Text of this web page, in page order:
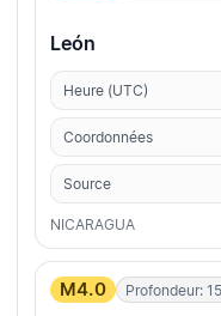
León
Heure (UTC)
Coordonnées
Source
NICARAGUA
M4.0 Profondeur: